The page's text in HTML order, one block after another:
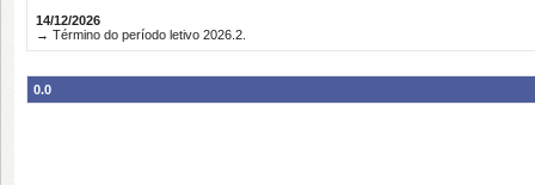
14/12/2026
→ Término do período letivo 2026.2.
0.0